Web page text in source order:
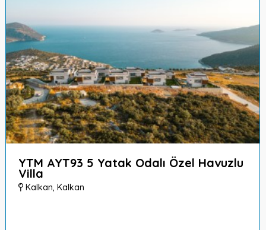
YTM AYT93 5 Yatak Odalı Özel Havuzlu
Villa
Kalkan,Kalkan